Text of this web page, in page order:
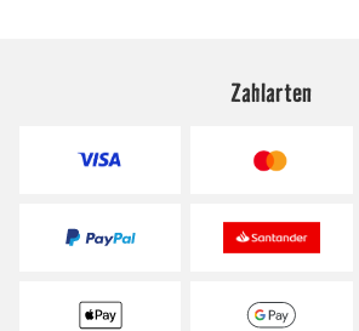
Zahlarten